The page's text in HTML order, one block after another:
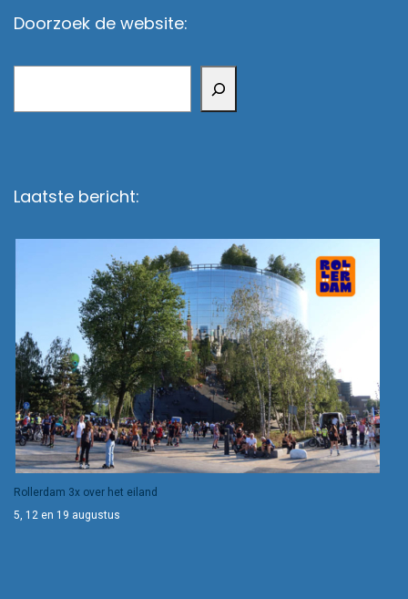
Doorzoek de website:
Laatste bericht:
Rollerdam 3x over het eiland
5, 12 en 19 augustus